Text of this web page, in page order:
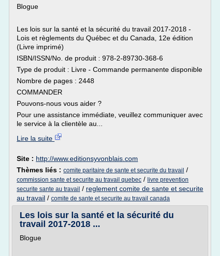
Blogue
Les lois sur la santé et la sécurité du travail 2017-2018 -
Lois et règlements du Québec et du Canada, 12e édition
(Livre imprimé)
ISBN/ISSN/No. de produit : 978-2-89730-368-6
Type de produit : Livre - Commande permanente disponible
Nombre de pages : 2448
COMMANDER
Pouvons-nous vous aider ?
Pour une assistance immédiate, veuillez communiquer avec
le service à la clientèle au...
Lire la suite
Site : http://www.editionsyvonblais.com
Thèmes liés : comite paritaire de sante et securite du travail /
commission sante et securite au travail quebec / livre prevention
securite sante au travail / reglement comite de sante et securite
au travail / comite de sante et securite au travail canada
Les lois sur la santé et la sécurité du
travail 2017-2018 ...
Blogue